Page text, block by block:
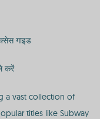
गाइड
करें
a vast collection of
titles like Subway